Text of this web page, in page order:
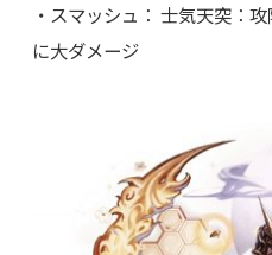
・スマッシュ： 士気天突：
に大ダメージ